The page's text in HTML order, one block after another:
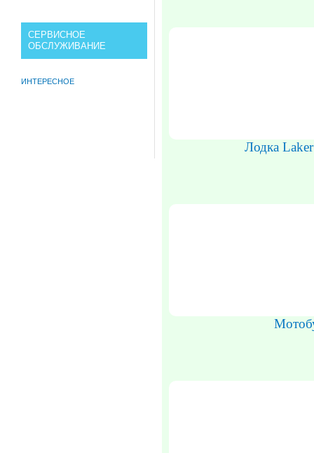
СЕРВИСНОЕ
ОБСЛУЖИВАНИЕ
ИНТЕРЕСНОЕ
Лодка